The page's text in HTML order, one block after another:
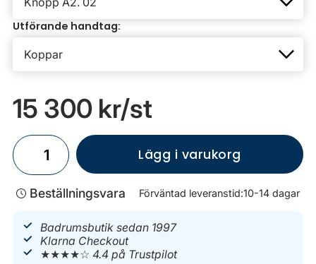
Utförande handtag:
15 300 kr/st
Lägg i varukorg
Beställningsvara Förväntad leveranstid:10-14 dagar
Badrumsbutik sedan 1997
Klarna Checkout
★★★★☆4.4 på Trustpilot